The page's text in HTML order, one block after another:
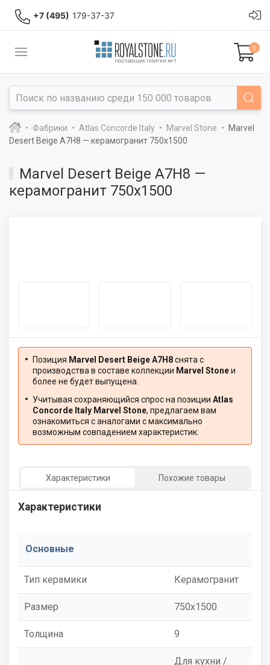
+7 (495) 179-37-37
0
Фабрики Atlas Concorde Italy Marvel Stone
Marvel
Desert Beige A7H8 — керамогранит 750x1500
Marvel Desert Beige A7H8 —
керамогранит 750x1500
Позиция Marvel Desert Beige A7H8снята с
производства в составе коллекции Marvel Stoneи
более не будет выпущена.
Учитывая сохраняющийся спрос на позиции Atlas
Concorde Italy Marvel Stone, предлагаем вам
ознакомиться с аналогами с максимально
возможным совпадением характеристик:
Характеристики Похожие товары
Характеристики
Основные
Тип керамики Керамогранит
Размер 750x1500
Толщина 9
Для кухни /